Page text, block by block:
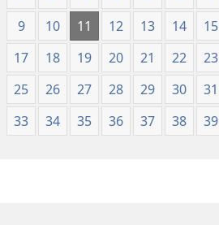
9
10 11 12 13 14 15
17
18 19 20 21 22 23
25
26 27 28 29 30 31
33
34 35 36 37 38 39